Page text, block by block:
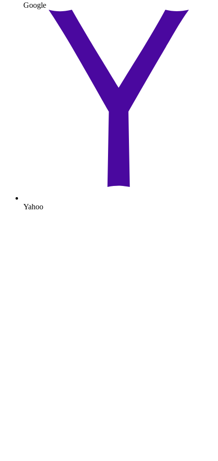
Google
Yahoo